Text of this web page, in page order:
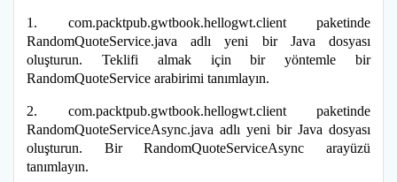
1. com.packtpub.gwtbook.hellogwt.client paketinde
RandomQuoteService.java adlı yeni bir Java dosyası
oluşturun. Teklifi almak için bir yöntemle bir
RandomQuoteService arabirimi tanımlayın.
2. com.packtpub.gwtbook.hellogwt.client paketinde
RandomQuoteServiceAsync.java adlı yeni bir Java dosyası
oluşturun. Bir RandomQuoteServiceAsync arayüzü
tanımlayın.